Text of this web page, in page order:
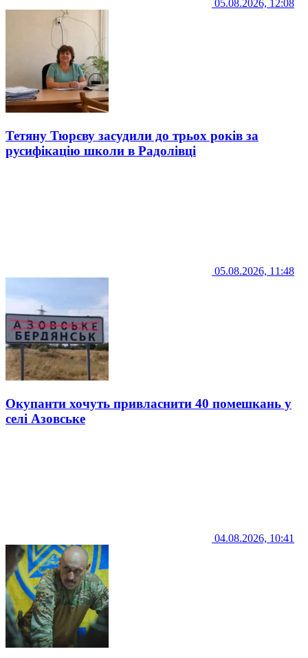
05.08.2026, 12:08
Тетяну Тюрєву засудили до трьох років за
русифікацію школи в Радолівці
05.08.2026, 11:48
Окупанти хочуть привласнити 40 помешкань у
селі Азовське
04.08.2026, 10:41